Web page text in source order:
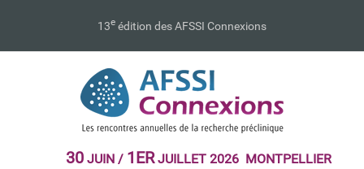
13e édition des AFSSI Connexions
30JUIN / 1ERJUILLET 2026 MONTPELLIER